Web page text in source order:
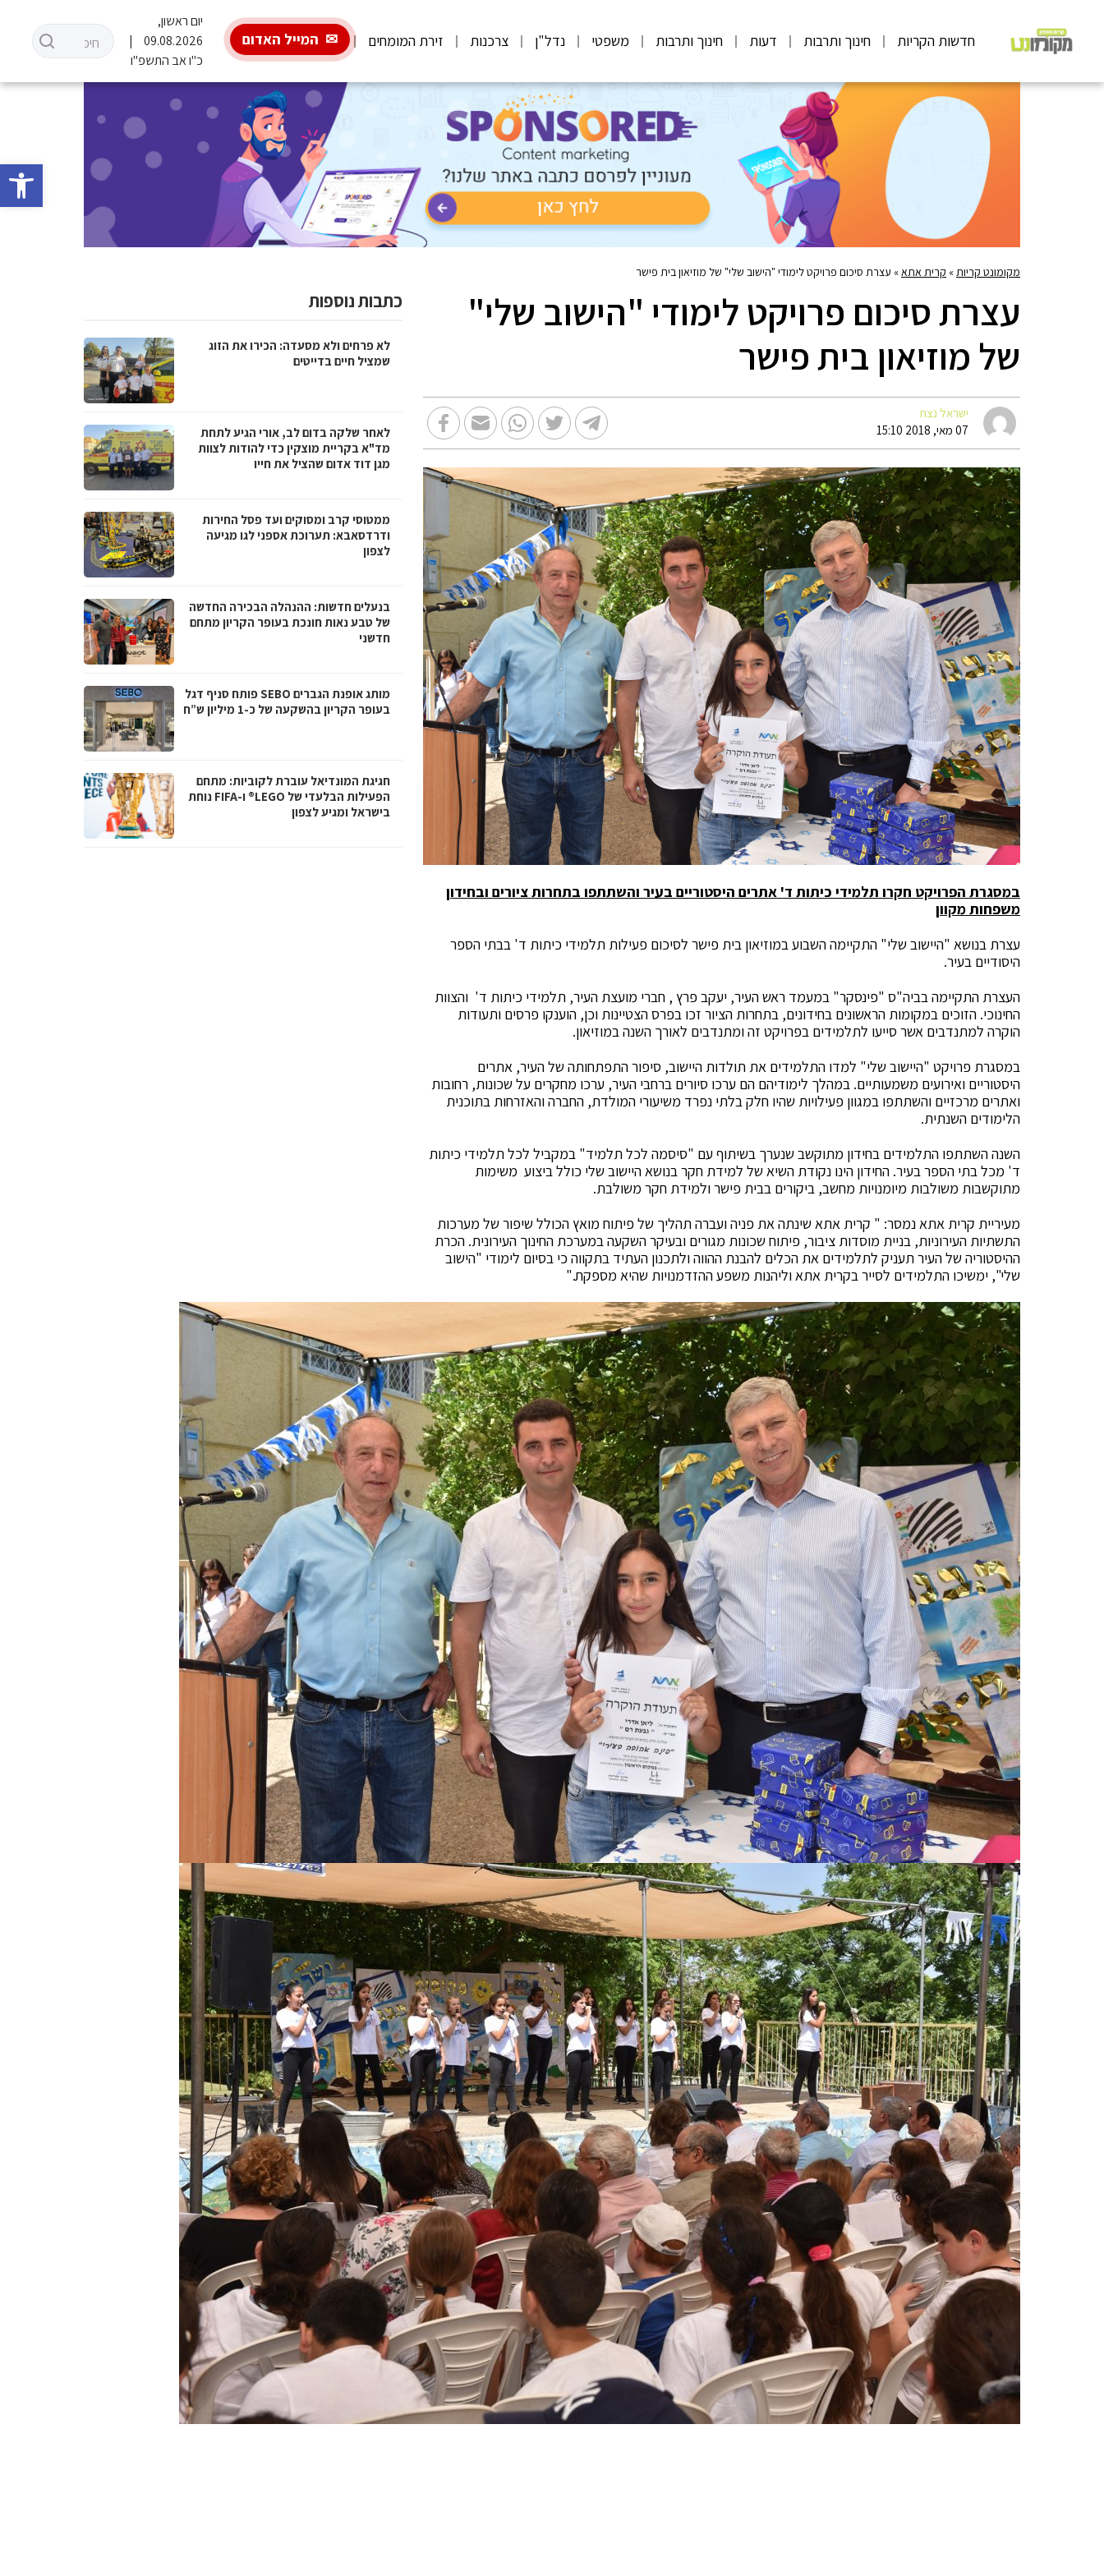
פתח
חדשות הקריות חינוך ותרבות דעות חינוך ותרבות משפטי נדל"ן צרכנות זירת המומחים המייל האדום
יום ראשון,
09.08.2026
כ"ו אב התשפ"ו
מקומונט קריות » קרית אתא » עצרת סיכום פרויקט לימודי "הישוב שלי" של מוזיאון בית פישר
עצרת סיכום פרויקט לימודי "הישוב שלי"
של מוזיאון בית פישר
ישראל נצח
07 מאי, 2018 15:10
במסגרת הפרויקט חקרו תלמידי כיתות ד' אתרים היסטוריים בעיר והשתתפו בתחרות ציורים ובחידון
משפחות מקוון
עצרת בנושא "היישוב שלי" התקיימה השבוע במוזיאון בית פישר לסיכום פעילות תלמידי כיתות ד' בבתי הספר
היסודיים בעיר.
העצרת התקיימה בביה"ס "פינסקר" במעמד ראש העיר, יעקב פרץ , חברי מועצת העיר, תלמידי כיתות ד' והצוות
החינוכי. הזוכים במקומות הראשונים בחידונים, בתחרות הציור זכו בפרס הצטיינות וכן, הוענקו פרסים ותעודות
הוקרה למתנדבים אשר סייעו לתלמידים בפרויקט זה ומתנדבים לאורך השנה במוזיאון.
במסגרת פרויקט "היישוב שלי" למדו התלמידים את תולדות היישוב, סיפור התפתחותה של העיר, אתרים
היסטוריים ואירועים משמעותיים. במהלך לימודיהם הם ערכו סיורים ברחבי העיר, ערכו מחקרים על שכונות, רחובות
ואתרים מרכזיים והשתתפו במגוון פעילויות שהיו חלק בלתי נפרד משיעורי המולדת, החברה והאזרחות בתוכנית
הלימודים השנתית.
השנה השתתפו התלמידים בחידון מתוקשב שנערך בשיתוף עם "סיסמה לכל תלמיד" במקביל לכל תלמידי כיתות
ד' מכל בתי הספר בעיר. החידון הינו נקודת השיא של למידת חקר בנושא היישוב שלי כולל ביצוע משימות
מתוקשבות משולבות מיומנויות מחשב, ביקורים בבית פישר ולמידת חקר משולבת.
מעיריית קרית אתא נמסר: " קרית אתא שינתה את פניה ועברה תהליך של פיתוח מואץ הכולל שיפור של מערכות
התשתיות העירוניות, בניית מוסדות ציבור, פיתוח שכונות מגורים ובעיקר השקעה במערכת החינוך העירונית. הכרת
ההיסטוריה של העיר תעניק לתלמידים את הכלים להבנת ההווה ולתכנון העתיד בתקווה כי בסיום לימודי "הישוב
שלי", ימשיכו התלמידים לסייר בקרית אתא וליהנות משפע ההזדמנויות שהיא מספקת."
כתבות נוספות
לא פרחים ולא מסעדה: הכירו את הזוג
שמציל חיים בדייטים
לאחר שלקה בדום לב, אורי הגיע לתחת
מד"א בקריית מוצקין כדי להודות לצוות
מגן דוד אדום שהציל את חייו
ממטוסי קרב ומסוקים ועד פסל החירות
ודרדסאבא: תערוכת אספני לגו מגיעה
לצפון
בנעלים חדשות: ההנהלה הבכירה החדשה
של טבע נאות חונכת בעופר הקריון מתחם
חדשני
מותג אופנת הגברים SEBO פותח סניף דגל
בעופר הקריון בהשקעה של כ-1 מיליון ש”ח
חגיגת המונדיאל עוברת לקוביות: מתחם
הפעילות הבלעדי של LEGO® ו-FIFA נוחת
בישראל ומגיע לצפון